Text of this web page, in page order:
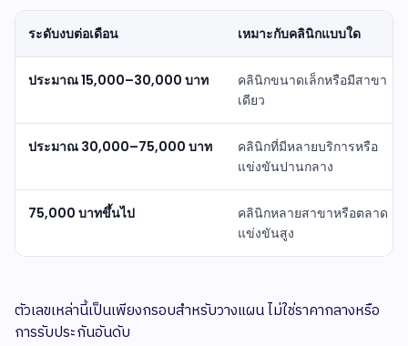
ระดับงบต่อเดือน เหมาะกับคลินิกแบบใด
ประมาณ 15,000–30,000 บาท
คลินิกขนาดเล็กหรือมีสาขา
เดียว
ประมาณ 30,000–75,000 บาท
คลินิกที่มีหลายบริการหรือ
แข่งขันปานกลาง
75,000 บาทขึ้นไป
คลินิกหลายสาขาหรือตลาด
แข่งขันสูง
ตัวเลขเหล่านี้เป็นเพียงกรอบสำหรับวางแผน ไม่ใช่ราคากลางหรือ
การรับประกันอันดับ